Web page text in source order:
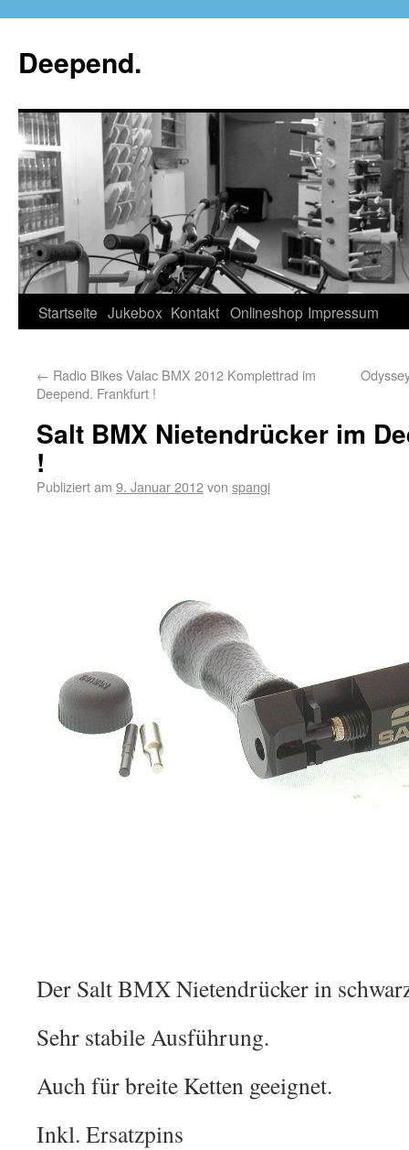
Deepend.
Startseite Jukebox Kontakt Onlineshop Impressum
← Radio Bikes Valac BMX 2012 Komplettrad im
Deepend. Frankfurt !
Salt BMX Nietendrücker im
!
Publiziert am 9. Januar 2012von spangi
Der Salt BMX Nietendrücker in
Sehr stabile Ausführung.
Auch für breite Ketten geeignet.
Inkl. Ersatzpins